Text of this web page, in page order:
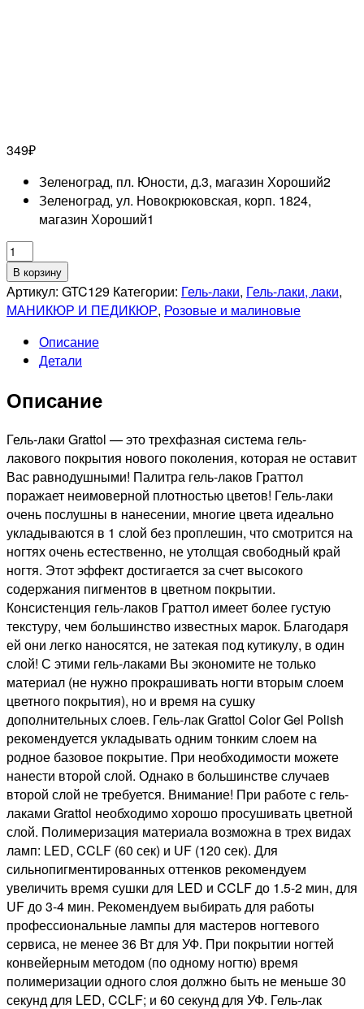
349₽
Зеленоград, пл. Юности, д.3, магазин Хороший2
Зеленоград, ул. Новокрюковская, корп. 1824,
магазин Хороший1
Количество
товара
GRATTOL
Гель-
Color
Gel
Beautiful
9мл
В корзину
Артикул: GTC129 Категории: Гель-лаки, Гель-лаки, лаки,
МАНИКЮР И ПЕДИКЮР, Розовые и малиновые
Описание
Детали
Описание
Гель-лаки Grattol — это трехфазная система гель-
лакового покрытия нового поколения, которая не оставит
Вас равнодушными! Палитра гель-лаков Граттол
поражает неимоверной плотностью цветов! Гель-лаки
очень послушны в нанесении, многие цвета идеально
укладываются в 1 слой без проплешин, что смотрится на
ногтях очень естественно, не утолщая свободный край
ногтя. Этот эффект достигается за счет высокого
содержания пигментов в цветном покрытии.
Консистенция гель-лаков Граттол имеет более густую
текстуру, чем большинство известных марок. Благодаря
ей они легко наносятся, не затекая под кутикулу, в один
слой! С этими гель-лаками Вы экономите не только
материал (не нужно прокрашивать ногти вторым слоем
цветного покрытия), но и время на сушку
дополнительных слоев. Гель-лак Grattol Color Gel Polish
рекомендуется укладывать одним тонким слоем на
родное базовое покрытие. При необходимости можете
нанести второй слой. Однако в большинстве случаев
второй слой не требуется. Внимание! При работе с гель-
лаками Grattol необходимо хорошо просушивать цветной
слой. Полимеризация материала возможна в трех видах
ламп: LED, CCLF (60 сек) и UF (120 сек). Для
сильнопигментированных оттенков рекомендуем
увеличить время сушки для LED и CCLF до 1.5-2 мин, для
UF до 3-4 мин. Рекомендуем выбирать для работы
профессиональные лампы для мастеров ногтевого
сервиса, не менее 36 Вт для УФ. При покрытии ногтей
конвейерным методом (по одному ногтю) время
полимеризации одного слоя должно быть не меньше 30
секунд для LED, CCLF; и 60 секунд для УФ. Гель-лак